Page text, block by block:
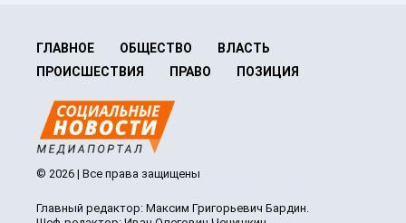
ГЛАВНОЕ ОБЩЕСТВО
ВЛАСТЬ
ПРОИСШЕСТВИЯ
ПРАВО ПОЗИЦИЯ
© 2026 | Все права защищены
Главный редактор: Максим Григорьевич Бардин.